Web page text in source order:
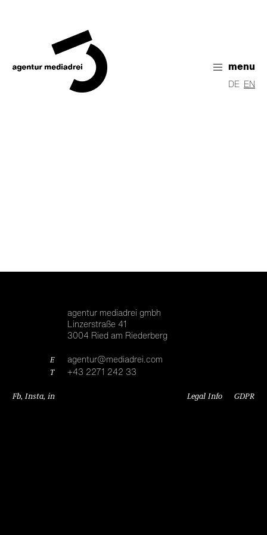
menu
DE EN
agentur mediadrei gmbh
Linzerstraße 41
3004 Ried am Riederberg
E
agentur@mediadrei.com
T
+43 2271 242 33
Fb, Insta, in Legal Info GDPR